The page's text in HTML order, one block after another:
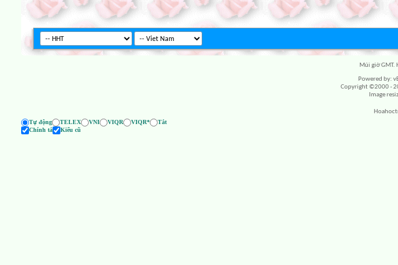
Múi giờ GMT.
Powered by:
Copyright ©2000 -
Image
Tự động
TELEX VNI VIQR VIQR*
Tắt
Chính tả Kiểu cũ